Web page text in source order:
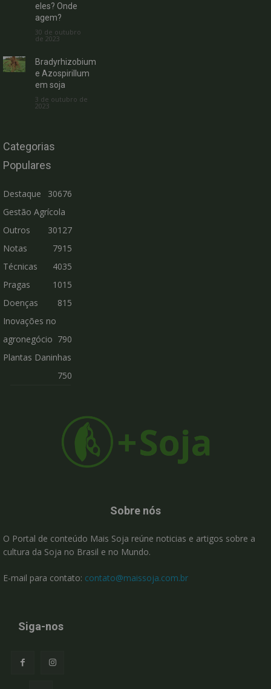
eles? Onde
agem?
30 de outubro
de 2023
Bradyrhizobium
e Azospirillum
em soja
3 de outubro de
2023
Categorias
Populares
Destaque
30676
Gestão Agrícola
30127
Outros
7915
Notas
Técnicas
4035
Pragas
1015
Doenças
815
Inovações no
agronegócio 790
Plantas Daninhas
750
Sobre nós
O Portal de conteúdo Mais Soja reúne noticias e artigos sobre a
cultura da Soja no Brasil e no Mundo.
E-mail para contato: contato@maissoja.com.br
Siga-nos